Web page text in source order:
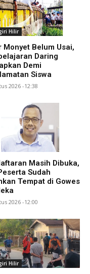
Hilir
Monyet Belum Usai,
Daring
Demi
Siswa
2026 -12:38
Masih Dibuka,
Sudah
Tempat di Gowes
2026 -12:00
Hilir